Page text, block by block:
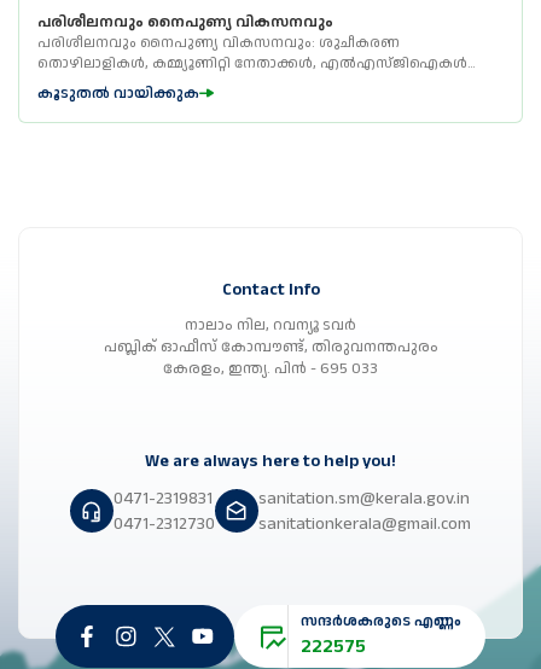
പരിശീലനവും നൈപുണ്യ വികസനവും
പരിശീലനവും നൈപുണ്യ വികസനവും: ശുചീകരണ
തൊഴിലാളികൾ, കമ്മ്യൂണിറ്റി നേതാക്കൾ, എൽഎസ്ജിഐകൾ
എന്നിവർക്ക് അവരുടെ സാങ്കേതികവും പ്രവർത്തനപരവും
മാനേജീരിയൽ കഴിവുകളും വർദ്ധിപ്പിക്കുന്നതിന് സമഗ്രമായ
പരിശീലന പരിപാടികൾ നൽകുക.
കൂടുതൽ വായിക്കുക
Contact Info
നാലാം നില, റവന്യൂ ടവർ
പബ്ലിക് ഓഫീസ് കോമ്പൗണ്ട്, തിരുവനന്തപുരം
കേരളം, ഇന്ത്യ. പിൻ - 695 033
We are always here to help you!
0471-2319831
0471-2312730
sanitation.sm@kerala.gov.in
sanitationkerala@gmail.com
സന്ദർശകരുടെ എണ്ണം
222575